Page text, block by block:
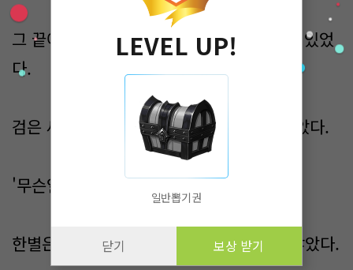
그 끝에는 석문 앞에 한 시신이 검을 쥐고 서있었
다.
검은 세월이 지났음에도 그 예기를 잃지 않았다.
'무슨일이 있었던거지?'
한별은 뒤에있던 석문을 밀었지만 열리지 않았다.
LEVEL UP!
일반뽑기권
닫기 보상 받기